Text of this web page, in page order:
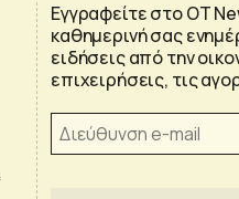
Εγγραφείτε στο OT
καθημερινή σας
ειδήσεις από την
επιχειρήσεις, τις